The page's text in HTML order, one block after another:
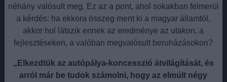
néhány valósult meg. Ez az a pont, ahol sokakban felmerül
a kérdés: ha ekkora összeg ment ki a magyar államtól,
akkor hol látszik ennek az eredménye az utakon, a
fejlesztéseken, a valóban megvalósult beruházásokon?
„Elkezdtük az autópálya-koncesszió átvilágítását, és
arról már be tudok számolni, hogy az elmúlt négy